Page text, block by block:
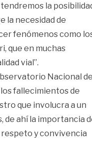
la
la necesidad de
fenómenos como
que en muchas
vial”.
Nacional
fallecimientos de
que involucra a un
de ahí la importancia
y convivencia